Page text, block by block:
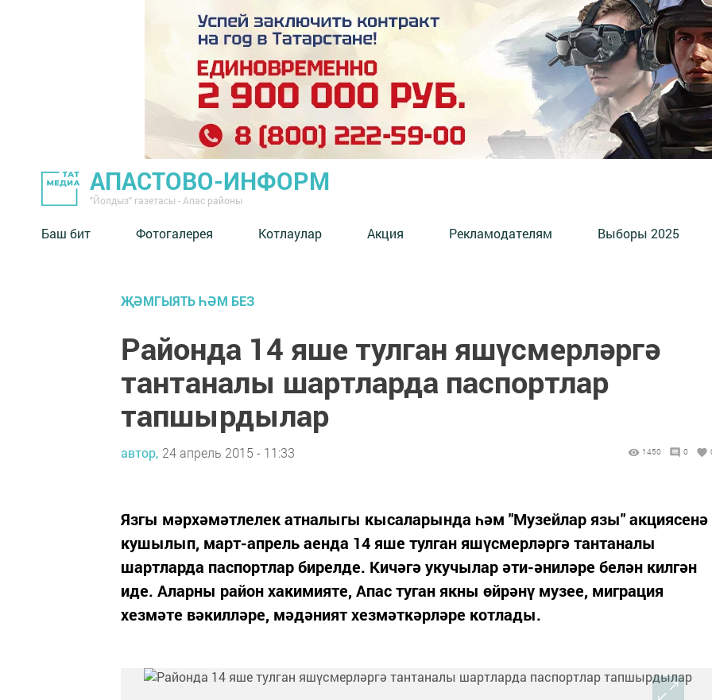
АПАСТОВО-ИНФОРМ
"Йолдыз" газетасы - Апас районы
Баш бит Фотогалерея Котлаулар Акция Рекламодателям Выборы 2025
ҖӘМГЫЯТЬ ҺӘМ БЕЗ
Районда 14 яше тулган яшүсмерләргә
тантаналы шартларда паспортлар
тапшырдылар
автор, 24 апрель 2015 - 11:33 1450 0
Язгы мәрхәмәтлелек атналыгы кысаларында һәм "Музейлар язы" акциясенә
кушылып, март-апрель аенда 14 яше тулган яшүсмерләргә тантаналы
шартларда паспортлар бирелде. Кичәгә укучылар әти-әниләре белән килгән
иде. Аларны район хакимияте, Апас туган якны өйрәнү музее, миграция
хезмәте вәкилләре, мәдәният хезмәткәрләре котлады.